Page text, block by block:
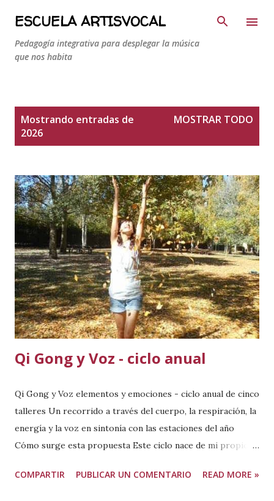
Ir al contenido principal
ESCUELA ARTISVOCAL
Pedagogía integrativa para desplegar la música
que nos habita
Mostrando entradas de
2026
MOSTRAR TODO
Qi Gong y Voz - ciclo anual
Qi Gong y Voz elementos y emociones - ciclo anual de cinco
talleres Un recorrido a través del cuerpo, la respiración, la
energía y la voz en sintonía con las estaciones del año
Cómo surge esta propuesta Este ciclo nace de mi propio
formación como cantante y en ArtisVocal®, investigación
COMPARTIR PUBLICAR UN COMENTARIO READ MORE »